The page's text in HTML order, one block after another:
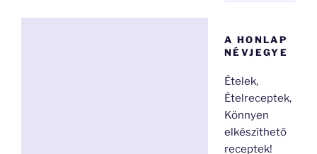
A HONLAP
NÉVJEGYE
Ételek,
Ételreceptek,
Könnyen
elkészíthető
receptek!